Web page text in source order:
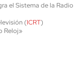
el Sistema de la Radio
(ICRT)
Reloj»